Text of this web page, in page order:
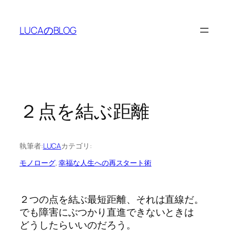
LUCAのBLOG
２点を結ぶ距離
執筆者:LUCAカテゴリ:
モノローグ, 幸福な人生への再スタート術
２つの点を結ぶ最短距離、それは直線だ。
でも障害にぶつかり直進できないときは
どうしたらいいのだろう。